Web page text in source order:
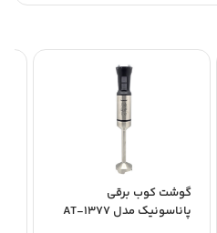
گوشت کوب برقی
پاناسونیک مدل AT-1377